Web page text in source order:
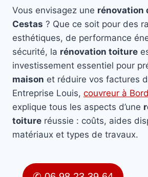
Vous envisagez une rénovation
Cestas ? Que ce soit pour des
esthétiques, de performance
sécurité, la rénovation toiture
investissement essentiel pour
maison et réduire vos factures
Entreprise Louis, couvreur à
explique tous les aspects d’une
toiture réussie : coûts, aides
matériaux et types de travaux.